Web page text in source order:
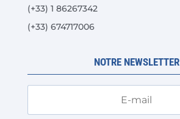
(+33) 1 86267342
(+33) 674717006
NOTRE NEWSLETTER